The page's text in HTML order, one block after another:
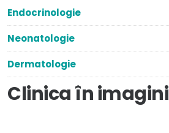
Endocrinologie
Neonatologie
Dermatologie
Clinica în imagini